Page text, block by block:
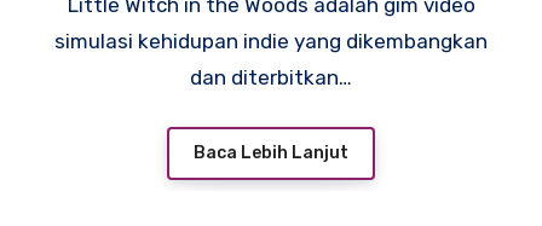
Little Witch in the Woods adalah gim video
simulasi kehidupan indie yang dikembangkan
dan diterbitkan…
Baca Lebih Lanjut